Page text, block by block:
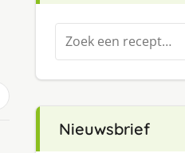
Zoeken
naar:
Nieuwsbrief